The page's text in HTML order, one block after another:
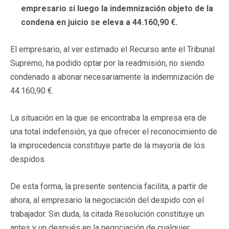
empresario si luego la indemnización objeto de la
condena en juicio se eleva a 44.160,90 €.
El empresario, al ver estimado el Recurso ante el Tribunal
Supremo, ha podido optar por la readmisión, no siendo
condenado a abonar necesariamente la indemnización de
44.160,90 €.
La situación en la que se encontraba la empresa era de
una total indefensión, ya que ofrecer el reconocimiento de
la improcedencia constituye parte de la mayoría de los
despidos.
De esta forma, la presente sentencia facilita, a partir de
ahora, al empresario la negociación del despido con el
trabajador. Sin duda, la citada Resolución constituye un